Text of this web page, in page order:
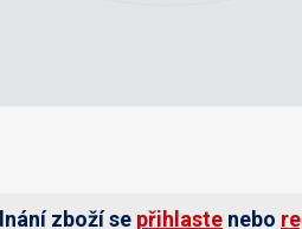
zboží se přihlaste nebo